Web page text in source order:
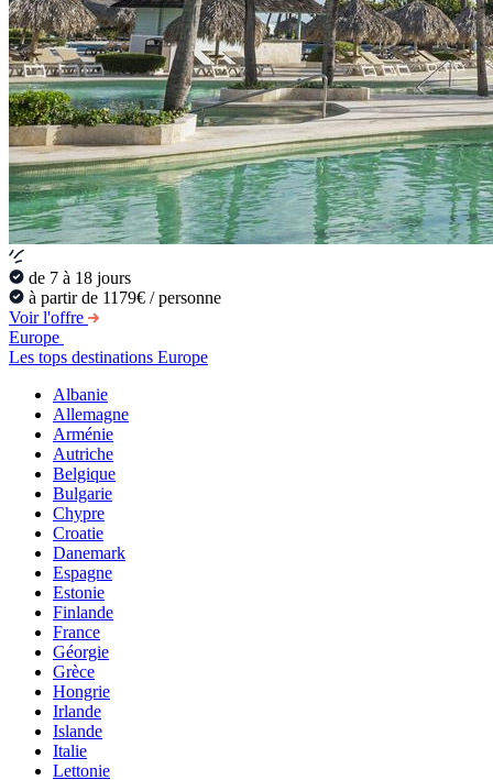
de 7 à 18 jours
à partir de 1179€ / personne
Voir l'offre
Europe
Les tops destinations Europe
Albanie
Allemagne
Arménie
Autriche
Belgique
Bulgarie
Chypre
Croatie
Danemark
Espagne
Estonie
Finlande
France
Géorgie
Grèce
Hongrie
Irlande
Islande
Italie
Lettonie